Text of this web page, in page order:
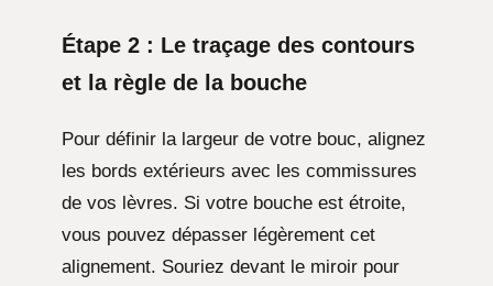
Étape 2 : Le traçage des contours
et la règle de la bouche
Pour définir la largeur de votre bouc, alignez
les bords extérieurs avec les commissures
de vos lèvres. Si votre bouche est étroite,
vous pouvez dépasser légèrement cet
alignement. Souriez devant le miroir pour